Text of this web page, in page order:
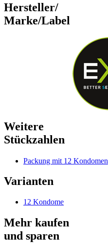
Hersteller/
Marke/Label
Weitere
Stückzahlen
Packung mit 12 Kondomen
Varianten
12 Kondome
Mehr kaufen
und sparen